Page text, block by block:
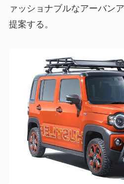
ァッショナブルなアーバン
提案する。